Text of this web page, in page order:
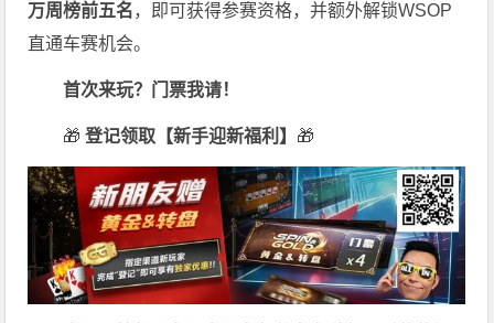
万周榜前五名，即可获得参赛资格，并额外解锁WSOP
直通车赛机会。
首次来玩？门票我请！
🎁 登记领取【新手迎新福利】 🎁